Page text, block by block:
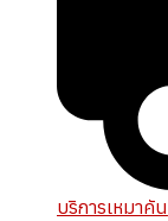
บริการเหมาคัน